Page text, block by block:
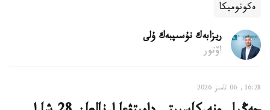
ەكونوميكا
ريزابەك نۇسىپبەك ۇلى
اۆتور
16:28, 06 تامىز 2026